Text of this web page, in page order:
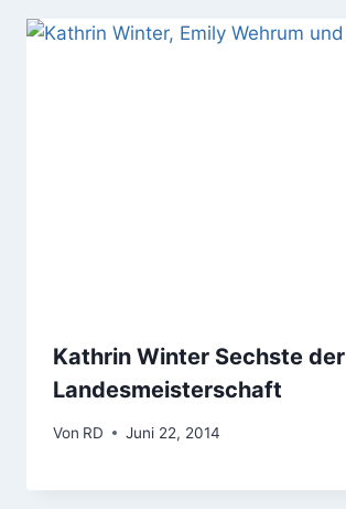
Kathrin Winter Sechste der
Landesmeisterschaft
Von RD Juni 22, 2014